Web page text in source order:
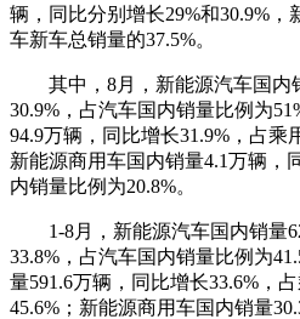
辆，同比分别增长29%和30.9%
车新车总销量的37.5%。
其中，8月，新能源汽车国内
30.9%，占汽车国内销量比例为
94.9万辆，同比增长31.9%，占乘
新能源商用车国内销量4.1万辆，
内销量比例为20.8%。
1-8月，新能源汽车国内销量
33.8%，占汽车国内销量比例为
量591.6万辆，同比增长33.6%，
45.6%；新能源商用车国内销量